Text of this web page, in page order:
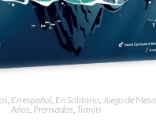
En español, En Solitario, Juego de Mesa
Años Premiados Tranjis